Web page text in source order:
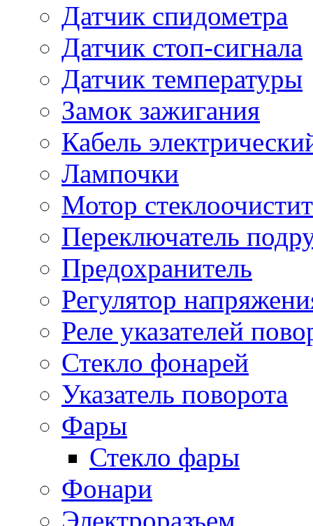
Датчик спидометра
Датчик стоп-сигнала
Датчик температуры
Замок зажигания
Кабель
Лампочки
Мотор
Переключатель
Предохранитель
Регулятор
Реле указателей
Стекло фонарей
Указатель поворота
Фары
Стекло фары
Фонари